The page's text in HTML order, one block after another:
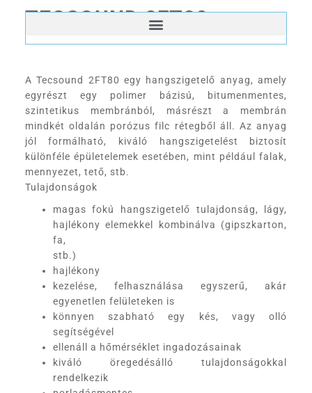
TECSOUND 2FT80
A Tecsound 2FT80 egy hangszigetelő anyag, amely
egyrészt egy polimer bázisú, bitumenmentes,
szintetikus membránból, másrészt a membrán
mindkét oldalán porózus filc rétegből áll. Az anyag
jól formálható, kiváló hangszigetelést biztosít
különféle épületelemek esetében, mint például falak,
mennyezet, tető, stb.
Tulajdonságok
magas fokú hangszigetelő tulajdonság, lágy,
hajlékony elemekkel kombinálva (gipszkarton,
fa,
stb.)
hajlékony
kezelése, felhasználása egyszerű, akár
egyenetlen felületeken is
könnyen szabható egy kés, vagy olló
segítségével
ellenáll a hőmérséklet ingadozásainak
kiváló öregedésálló tulajdonságokkal
rendelkezik